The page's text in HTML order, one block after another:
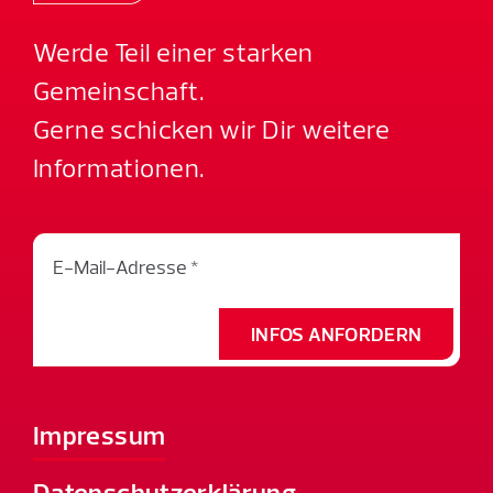
Werde Teil einer starken
Gemeinschaft.
Gerne schicken wir Dir weitere
Informationen.
INFOS ANFORDERN
Impressum